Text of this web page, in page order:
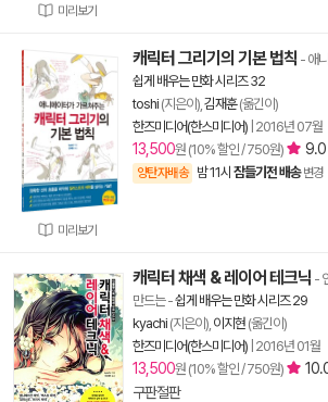
미리보기
미리보기
캐릭터 그리기의 기본 법칙 - 애
쉽게 배우는 만화 시리즈 32
toshi (지은이), 김재훈(옮긴이)
한즈미디어(한스미디어) 2016년 07월
13,500원 (10% 할인 / 750원) 9.0
양탄자배송 밤 11시 잠들기전 배송 변경
캐릭터 채색 & 레이어 테크닉 -
만드는-쉽게 배우는 만화 시리즈 29
kyachi (지은이), 이지현 (옮긴이)
한즈미디어(한스미디어) 2016년 01월
13,500원 (10% 할인 / 750원)
구판절판